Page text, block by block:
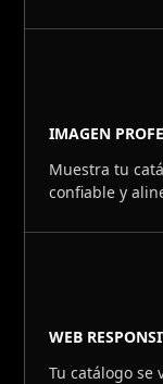
IMAGEN
Muestra tu
confiable y
WEB
Tu catálogo se